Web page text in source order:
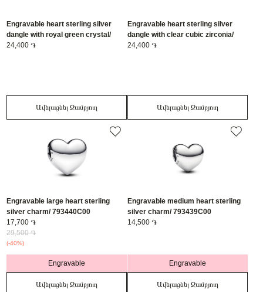
Engravable heart sterling silver
dangle with royal green crystal/
794295C05
24,400 ֏
Ավելացնել Զամբյուղ
Engravable heart sterling silver
dangle with clear cubic zirconia/
794295C04
24,400 ֏
Ավելացնել Զամբյուղ
Engravable large heart sterling
silver charm/ 793440C00
17,700 ֏
29,500 ֏
(-40%)
Engravable
Ավելացնել Զամբյուղ
Engravable medium heart sterling
silver charm/ 793439C00
14,500 ֏
Engravable
Ավելացնել Զամբյուղ